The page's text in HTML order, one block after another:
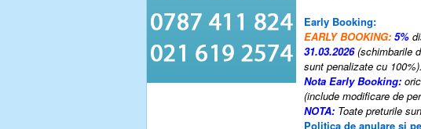
Early Booking:
EARLY BOOKING: 5%
31.03.2026(schimbarile
sunt penalizate cu 100%).
Nota Early Booking:
(include modificare de
NOTA: Toate preturile
Politica de anulare si